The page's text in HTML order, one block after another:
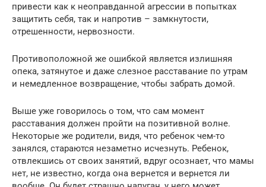
привести как к неоправданной агрессии в попытках
защитить себя, так и напротив – замкнутости,
отрешенности, нервозности.
Противоположной же ошибкой является излишняя
опека, затянутое и даже слезное расставание по утрам
и немедленное возвращение, чтобы забрать домой.
Выше уже говорилось о том, что сам момент
расставания должен пройти на позитивной волне.
Некоторые же родители, видя, что ребенок чем-то
занялся, стараются незаметно исчезнуть. Ребенок,
отвлекшись от своих занятий, вдруг осознает, что мамы
нет, не известно, когда она вернется и вернется ли